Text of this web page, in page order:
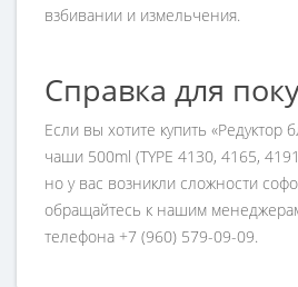
взбивании и измельчения.
Справка для
Если вы хотите купить «Редуктор
чаши 500ml (TYPE 4130, 4165,
но у вас возникли сложности
обращайтесь к нашим
телефона +7 (960) 579-09-09.